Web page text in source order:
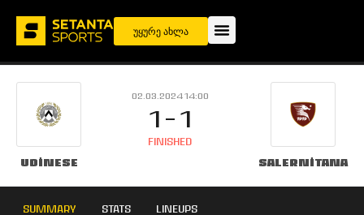
უყურე ახლა
Udinese
02.03.2024 14:00
1 - 1
FINISHED
Salernitana
SUMMARY STATS LINEUPS